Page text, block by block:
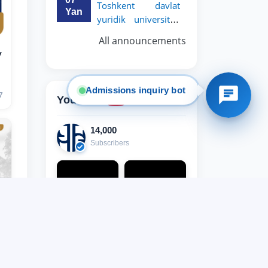
Yan
Toshkent davlat
yuridik universiteti
All announcements
YouTube
14,000
Subscribers
Admissions inquiry bot
✉️ Write to administrator